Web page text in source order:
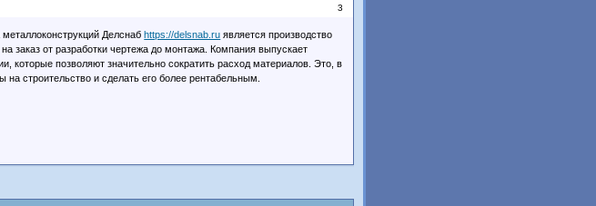
3
Делснабhttps://delsnab.ru является производство
заказ от разработки чертежа до монтажа. Компания выпускает
которые позволяют значительно сократить расход материалов. Это, в
на строительство и сделать его более рентабельным.